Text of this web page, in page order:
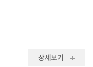
상세보기